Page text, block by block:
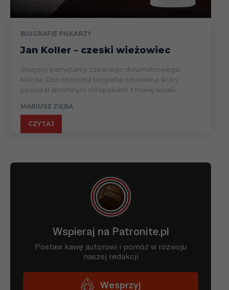
BIOGRAFIE PIŁKARZY
Jan Koller – czeski wieżowiec
Wszyscy pamiętamy czeskiego dwumetrowego
kolosa. Oto obszerna biografia człowieka, który
pozostał skromnym chłopakiem z małej wioski.
MARIUSZ ZIĘBA
CZYTAJ